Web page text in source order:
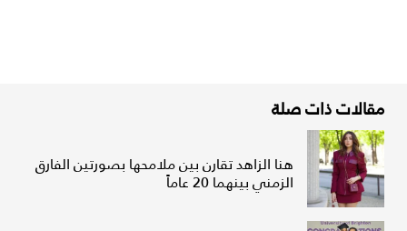
مقالات ذات صلة
هنا الزاهد تقارن بين ملامحها بصورتين الفارق
الزمني بينهما 20 عاماً